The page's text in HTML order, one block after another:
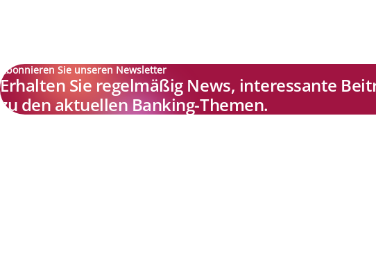
Abonnieren Sie unseren Newsletter
Erhalten Sie regelmäßig News, interessante
zu den aktuellen Banking-Themen.